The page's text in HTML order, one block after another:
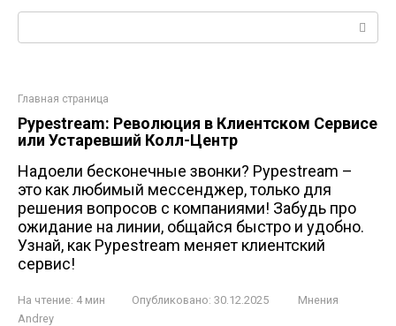
Главная страница
Pypestream: Революция в Клиентском Сервисе
или Устаревший Колл-Центр
Надоели бесконечные звонки? Pypestream –
это как любимый мессенджер, только для
решения вопросов с компаниями! Забудь про
ожидание на линии, общайся быстро и удобно.
Узнай, как Pypestream меняет клиентский
сервис!
На чтение: 4 мин Опубликовано: 30.12.2025
Мнения
Andrey